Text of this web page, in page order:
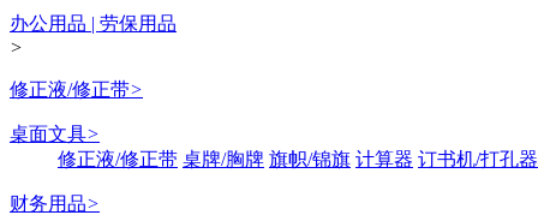
办公用品 | 劳保用品
>
修正液/修正带>
桌面文具>
修正液/修正带 桌牌/胸牌 旗帜/锦旗 计算器 订书机/打孔器
财务用品>